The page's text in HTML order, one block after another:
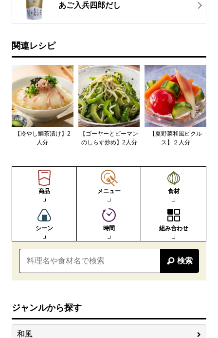
あご入兵四郎だし
関連レシピ
【冷やし鯛茶漬け】2
人分
【ゴーヤーとピーマン
のしらす炒め】2人分
【夏野菜和風ピクル
ス】２人分
商品 メニュー 食材
シーン 時間 組み合わせ
検索
ジャンルから探す
和風